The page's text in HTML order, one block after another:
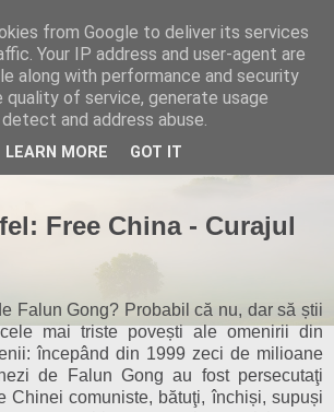
Free China - Curajul
Falun Gong? Probabil că nu, dar să știi
mai triste povești ale omenirii din
începând din 1999 zeci de milioane
de Falun Gong au fost persecutaţi
Chinei comuniste, bătuţi, închiși, supuși
from Google to deliver its services
Your IP address and user-agent are
along with performance and security
of service, generate usage
and address abuse.
LEARN MORE GOT IT